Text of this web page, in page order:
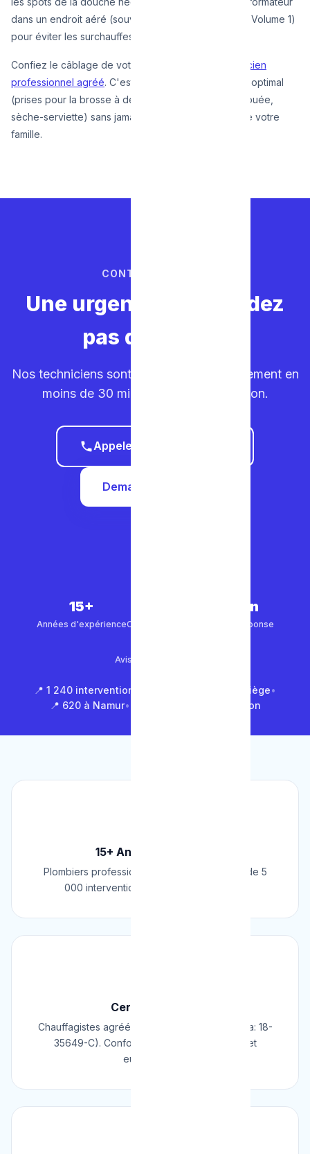
dans un endroit aéré (souvent un faux-plafond hors Volume 1)
pour éviter les surchauffes et les risques d'incendie.
Confiez le câblage de votre salle d'eau à un
électricien
professionnel agréé. C'est l'assurance d'un confort optimal
(prises pour la brosse à dents, miroir chauffant anti-buée,
sèche-serviette) sans jamais transiger avec la vie de votre
famille.
CONTACTEZ-NOUS
Une urgence ? Ne perdez
pas de temps.
Nos techniciens sont sur la route. Déplacement en
moins de 30 minutes dans votre région.
Appeler le 0465 68 51 58
Demander un devis
15+
Années d'expérienceClients satisfaits
30 min
Temps de réponse
Avis Google (500+)
📍 1 240 interventions à Bruxelles 📍 850 à Liège•
📍 620 à Namur• 📍 1 430 en Brabant Wallon
15+ Ans d'Expérience
Plombiers professionnels depuis 2009. Plus de 5
000 interventions réussies en Belgique.
Certifié & Agréé
Chauffagistes agréés Cerga/Cedicol (N° Cerga: 18-
35649-C). Conformes aux normes belges et
européennes.